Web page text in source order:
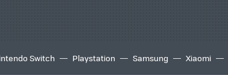
Switch Playstation Samsung Xiaomi